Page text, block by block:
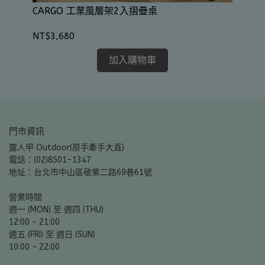
CARGO 工業風層架2入摺疊桌
NT$3,680
加入購物車
門市資訊
露人甲 Outdoor(原手牽手大直)
電話：(02)8501-1347
地址：台北市中山區敬業二路69巷61號
營業時間
週一 (MON) 至 週四 (THU)
12:00 ~ 21:00
週五 (FRI) 至 週日 (SUN)
10:00 ~ 22:00